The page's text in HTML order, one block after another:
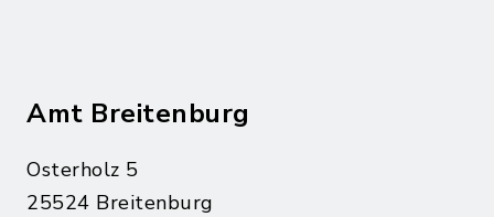
Amt Breitenburg
Osterholz 5
25524 Breitenburg